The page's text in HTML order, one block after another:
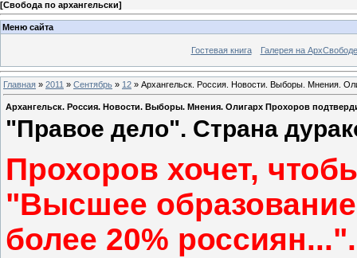
[Свобода по архангельски]
Меню сайта
Гостевая книга Галерея на АрхСвободе
Главная » 2011 » Сентябрь » 12 » Архангельск. Россия. Новости. Выборы. Мнения.
Архангельск. Россия. Новости. Выборы. Мнения. Олигарх Прохоров
"Правое дело". Страна
Прохоров хочет,
"Высшее
более 20% россиян...".